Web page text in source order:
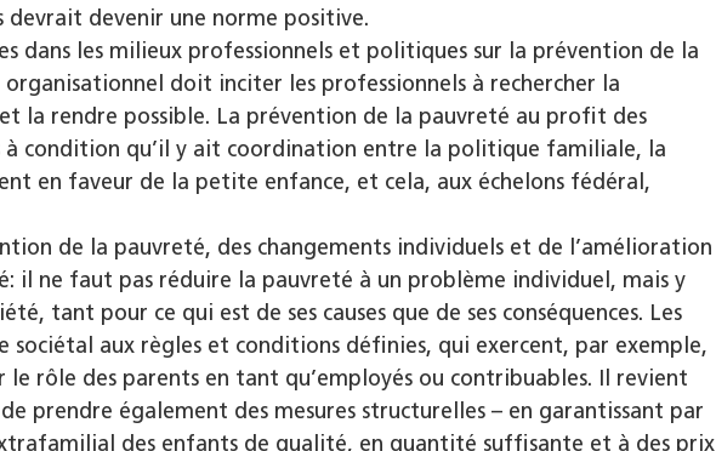
devrait devenir une norme positive.
dans les milieux professionnels et politiques sur la prévention de la
doit inciter les professionnels à rechercher la
la rendre possible. La prévention de la pauvreté au profit des
à condition qu’il y ait coordination entre la politique familiale, la
en faveur de la petite enfance, et cela, aux échelons fédéral,
de la pauvreté, des changements individuels et de l’amélioration
il ne faut pas réduire la pauvreté à un problème individuel, mais y
tant pour ce qui est de ses causes que de ses conséquences. Les
sociétal aux règles et conditions définies, qui exercent, par exemple,
rôle des parents en tant qu’employés ou contribuables. Il revient
prendre également des mesures structurelles – en garantissant par
des enfants de qualité, en quantité suffisante et à des prix